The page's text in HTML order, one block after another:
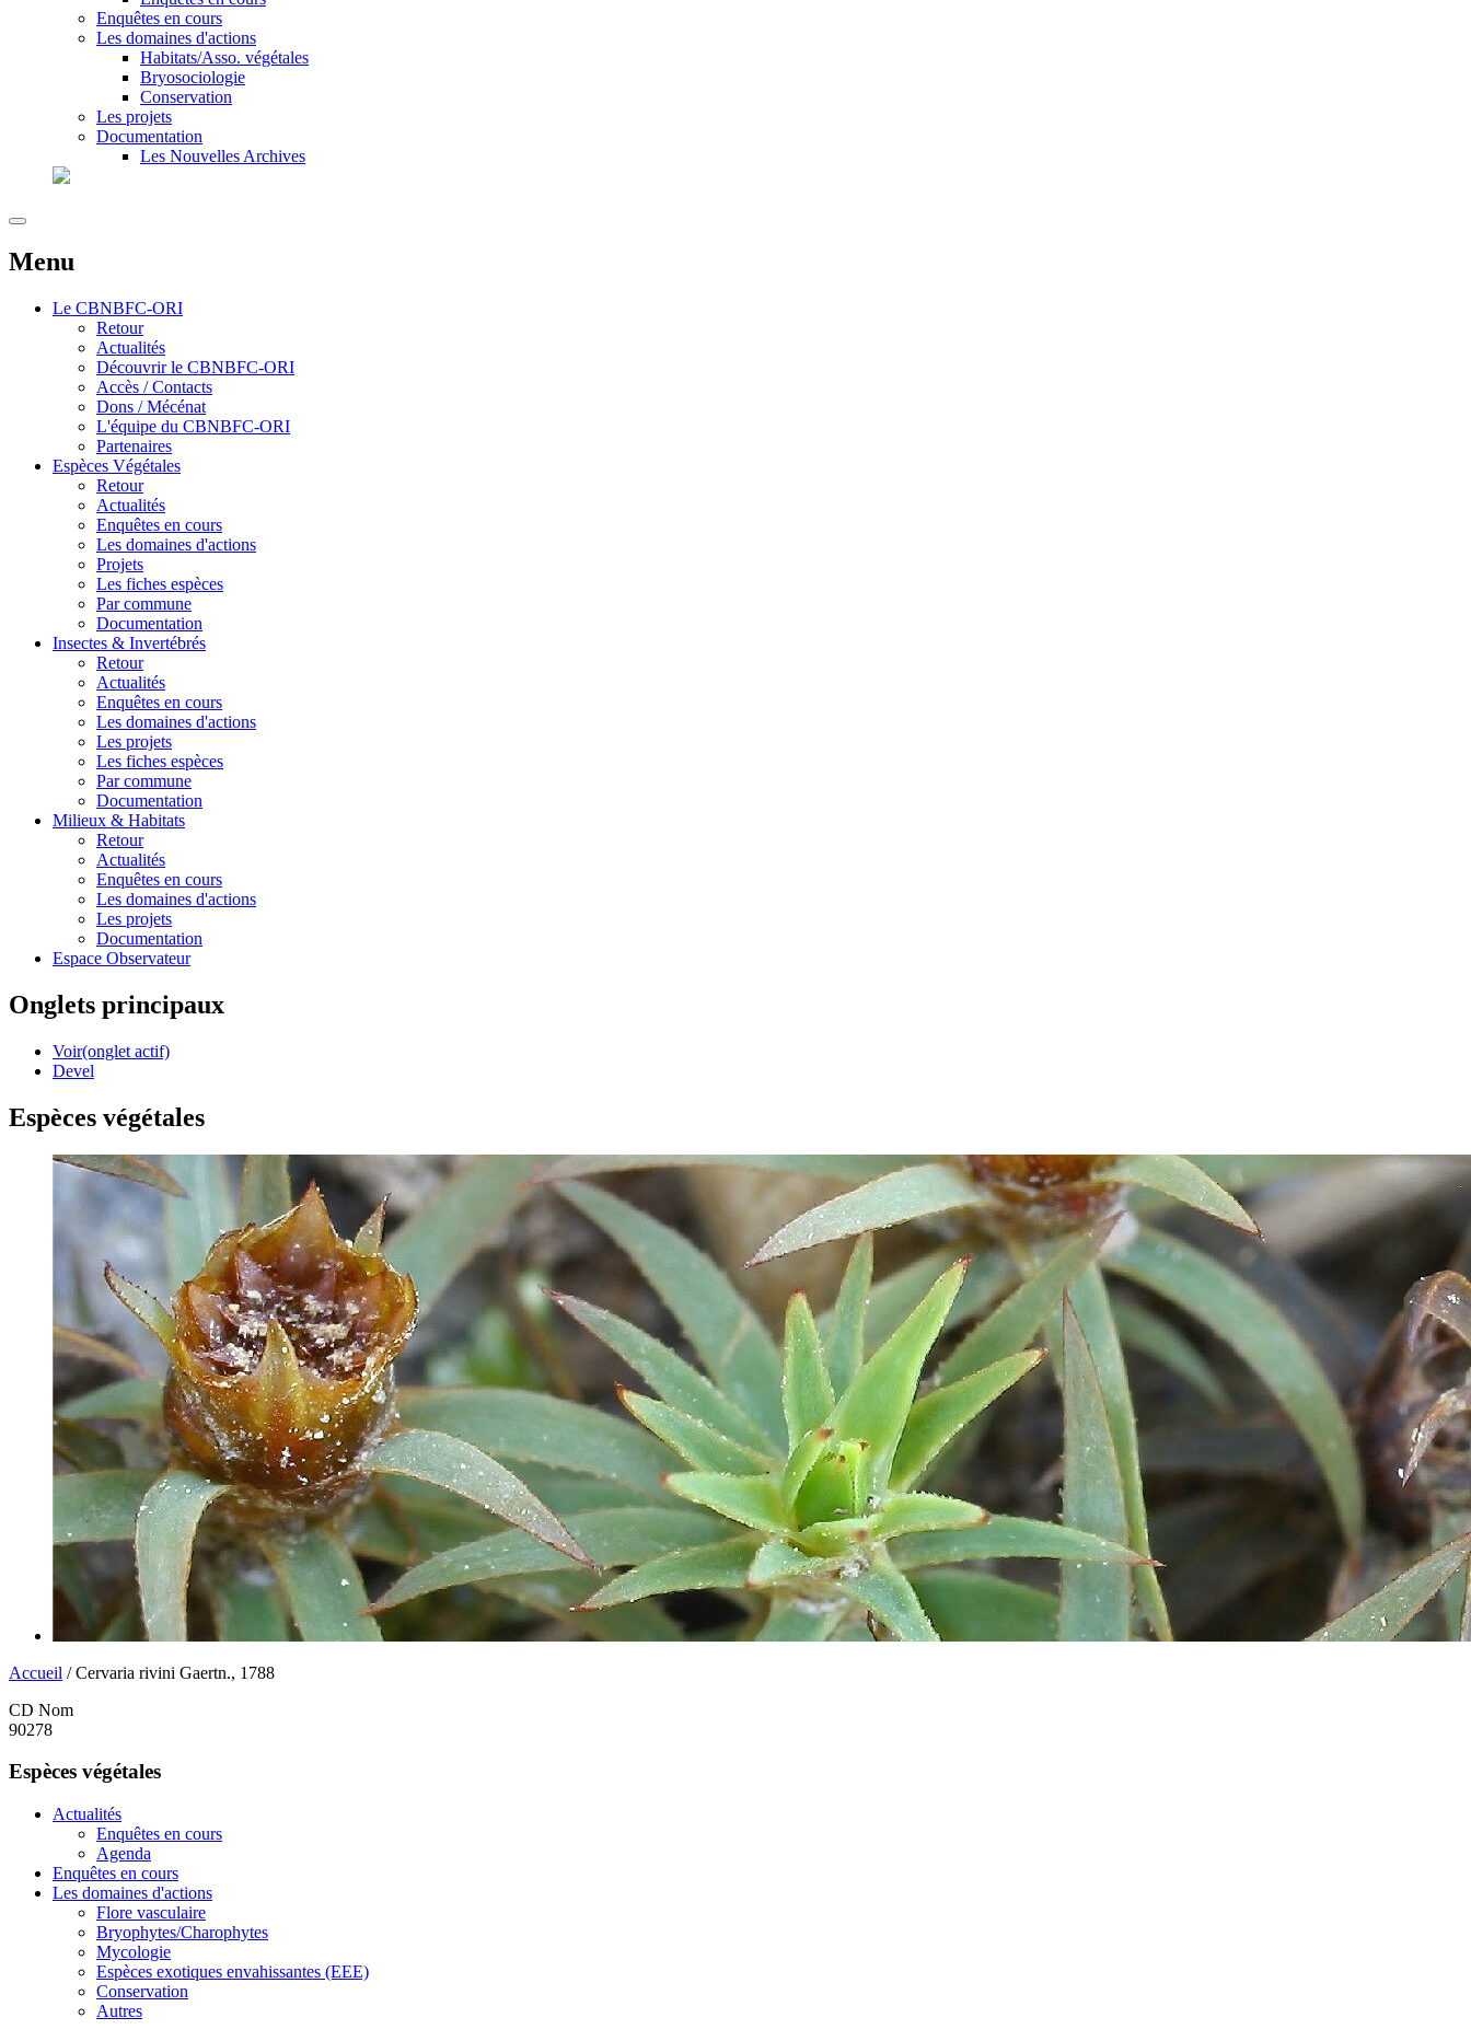
Enquêtes en cours
Les domaines d'actions
Habitats/Asso. végétales
Bryosociologie
Conservation
Les projets
Documentation
Les Nouvelles Archives
Menu
Le CBNBFC-ORI
Retour
Actualités
Découvrir le CBNBFC-ORI
Accès / Contacts
Dons / Mécénat
L'équipe du CBNBFC-ORI
Partenaires
Espèces Végétales
Retour
Actualités
Enquêtes en cours
Les domaines d'actions
Projets
Les fiches espèces
Par commune
Documentation
Insectes & Invertébrés
Retour
Actualités
Enquêtes en cours
Les domaines d'actions
Les projets
Les fiches espèces
Par commune
Documentation
Milieux & Habitats
Retour
Actualités
Enquêtes en cours
Les domaines d'actions
Les projets
Documentation
Espace Observateur
Onglets principaux
Voir(onglet actif)
Devel
Espèces végétales
Accueil / Cervaria rivini Gaertn., 1788
CD Nom
90278
Espèces végétales
Actualités
Enquêtes en cours
Agenda
Enquêtes en cours
Les domaines d'actions
Flore vasculaire
Bryophytes/Charophytes
Mycologie
Espèces exotiques envahissantes (EEE)
Conservation
Autres